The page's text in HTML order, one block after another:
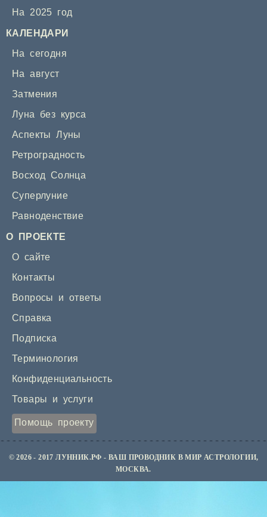
На 2025 год
КАЛЕНДАРИ
На сегодня
На август
Затмения
Луна без курса
Аспекты Луны
Ретроградность
Восход Солнца
Суперлуние
Равноденствие
О ПРОЕКТЕ
О сайте
Контакты
Вопросы и ответы
Справка
Подписка
Терминология
Конфиденциальность
Товары и услуги
Помощь проекту
© 2026 - 2017 ЛУННИК.РФ - ВАШ ПРОВОДНИК В МИР АСТРОЛОГИИ,
МОСКВА.